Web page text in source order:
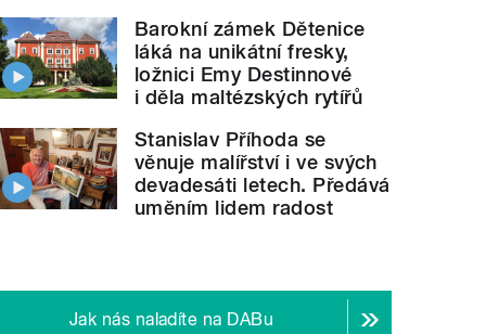
Barokní zámek Dětenice
láká na unikátní fresky,
ložnici Emy Destinnové
i děla maltézských rytířů
Stanislav Příhoda se
věnuje malířství i ve svých
devadesáti letech. Předává
uměním lidem radost
Jak nás naladíte na DABu